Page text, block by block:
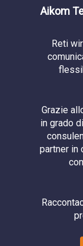
IoT
Lettura
LTE
PoE
Router
Aikom
Reti
Grazie
in grado
partner in